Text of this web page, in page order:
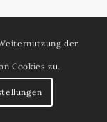
der
Cookies zu.